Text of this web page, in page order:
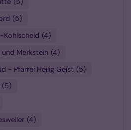
5
Kohlscheid 4
Merkstein 4
- Pfarrei Heilig Geist 5
5
4